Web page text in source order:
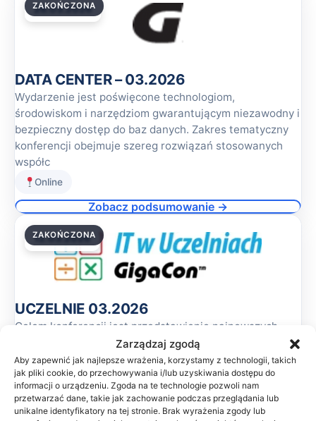
Zarządzaj zgodą
Aby zapewnić jak najlepsze wrażenia, korzystamy z technologii, takich
jak pliki cookie, do przechowywania i/lub uzyskiwania dostępu do
informacji o urządzeniu. Zgoda na te technologie pozwoli nam
przetwarzać dane, takie jak zachowanie podczas przeglądania lub
unikalne identyfikatory na tej stronie. Brak wyrażenia zgody lub
26.03.2026
ZAKOŃCZONA
DATA CENTER – 03.2026
Wydarzenie jest poświęcone technologiom,
środowiskom i narzędziom gwarantującym niezawodny i
bezpieczny dostęp do baz danych. Zakres tematyczny
konferencji obejmuje szereg rozwiązań stosowanych
współc
Online
Zobacz podsumowanie →
12.03.2026
ZAKOŃCZONA
UCZELNIE 03.2026
Celem konferencji jest przedstawienie najnowszych
rozwiązań w zakresie informatyzacji uczelni wyższych.
Firmy IT przedstawią swoje rozwiązania, które
usprawnią zarządzanie oraz podniosą poziom innowac
Online